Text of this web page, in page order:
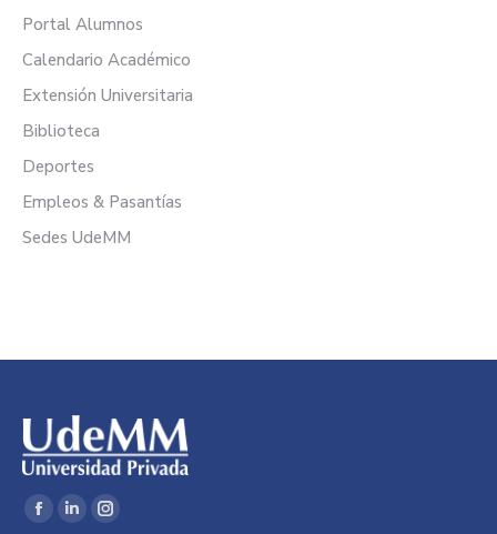
Portal Alumnos
Calendario Académico
Extensión Universitaria
Biblioteca
Deportes
Empleos & Pasantías
Sedes UdeMM
Encuéntranos en:
Facebook
LinkedinInstagram